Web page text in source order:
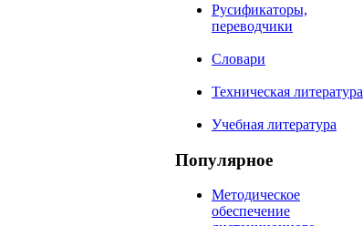
Русификаторы,
переводчики
Словари
Техническая литература
Учебная литература
Популярное
Методическое
обеспечение